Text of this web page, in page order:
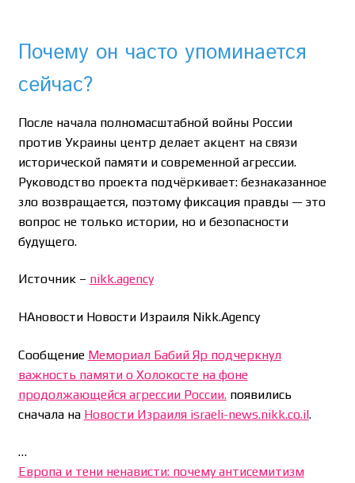
Почему он часто упоминается
сейчас?
После начала полномасштабной войны России
против Украины центр делает акцент на связи
исторической памяти и современной агрессии.
Руководство проекта подчёркивает: безнаказанное
зло возвращается, поэтому фиксация правды — это
вопрос не только истории, но и безопасности
будущего.
Источник – nikk.agency
НАновости Новости Израиля Nikk.Agency
Сообщение Мемориал Бабий Яр подчеркнул
важность памяти о Холокосте на фоне
продолжающейся агрессии России.появились
сначала на Новости Израиля israeli-news.nikk.co.il.
…
Европа и тени ненависти: почему антисемитизм